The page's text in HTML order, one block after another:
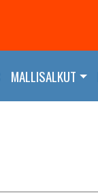
MALLISALKUT